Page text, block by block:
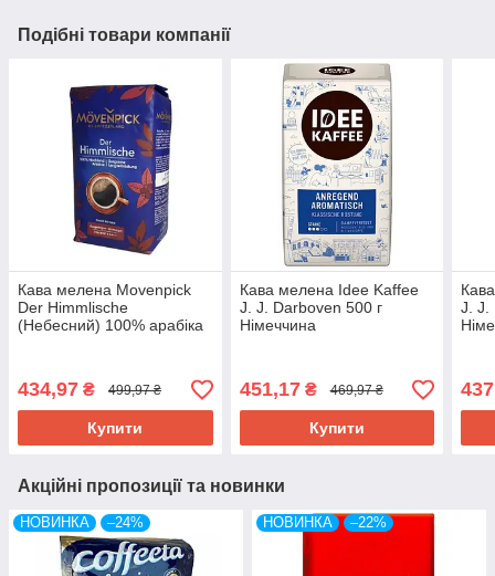
Подібні товари компанії
Кава мелена Movenpick
Der Himmlische
(Небесний) 100% арабіка
434,97 ₴ 499,97 ₴
Купити
Кава мелена Idee Kaffee
J. J. Darboven 500 г
Німеччина
451,17₴ 469,97 ₴
Купити
J. J.
Акційні пропозиції та новинки
НОВИНКА –24% НОВИНКА –22%